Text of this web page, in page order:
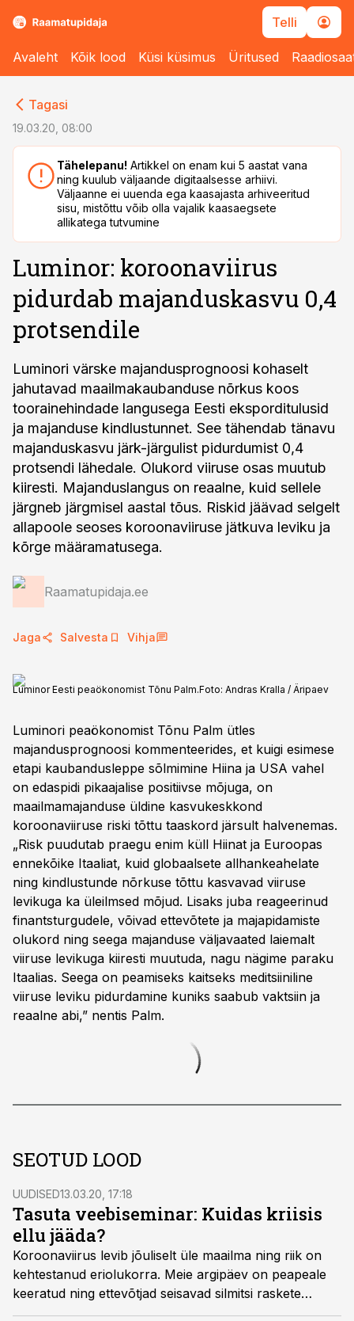
Telli
Avaleht Kõik lood Küsi küsimus Üritused
Tagasi
19.03.20, 08:00
Tähelepanu! Artikkel on enam kui 5 aastat vana
ning kuulub väljaande digitaalsesse arhiivi.
Väljaanne ei uuenda ega kaasajasta arhiveeritud
sisu, mistõttu võib olla vajalik kaasaegsete
allikatega tutvumine
Luminor: koroonaviirus
pidurdab majanduskasvu 0,4
protsendile
Luminori värske majandusprognoosi kohaselt
jahutavad maailmakaubanduse nõrkus koos
toorainehindade langusega Eesti eksporditulusid
ja majanduse kindlustunnet. See tähendab tänavu
majanduskasvu järk-järgulist pidurdumist 0,4
protsendi lähedale. Olukord viiruse osas muutub
kiiresti. Majanduslangus on reaalne, kuid sellele
järgneb järgmisel aastal tõus. Riskid jäävad selgelt
allapoole seoses koroonaviiruse jätkuva leviku ja
kõrge määramatusega.
Raamatupidaja.ee
Jaga Salvesta Vihja
Luminor Eesti peaökonomist Tõnu Palm.Foto: Andras Kralla / Äripaev
Luminori peaökonomist Tõnu Palm ütles
majandusprognoosi kommenteerides, et kuigi esimese
etapi kaubandusleppe sõlmimine Hiina ja USA vahel
on edaspidi pikaajalise positiivse mõjuga, on
maailmamajanduse üldine kasvukeskkond
koroonaviiruse riski tõttu taaskord järsult halvenemas.
„Risk puudutab praegu enim küll Hiinat ja Euroopas
ennekõike Itaaliat, kuid globaalsete allhankeahelate
ning kindlustunde nõrkuse tõttu kasvavad viiruse
levikuga ka üleilmsed mõjud. Lisaks juba reageerinud
finantsturgudele, võivad ettevõtete ja majapidamiste
olukord ning seega majanduse väljavaated laiemalt
viiruse levikuga kiiresti muutuda, nagu nägime paraku
Itaalias. Seega on peamiseks kaitseks meditsiiniline
viiruse leviku pidurdamine kuniks saabub vaktsiin ja
reaalne abi,” nentis Palm.
SEOTUD LOOD
UUDISED13.03.20, 17:18
Tasuta veebiseminar: Kuidas kriisis
ellu jääda?
Koroonaviirus levib jõuliselt üle maailma ning riik on
kehtestanud eriolukorra. Meie argipäev on peapeale
keeratud ning ettevõtjad seisavad silmitsi raskete
otsustega. Raske on hinnata, kaua kriis kestab ning kui